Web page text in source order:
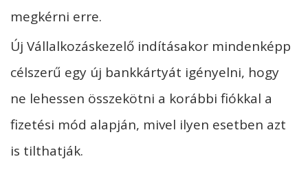
megkérni erre.
Új Vállalkozáskezelő indításakor mindenképp
célszerű egy új bankkártyát igényelni, hogy
ne lehessen összekötni a korábbi fiókkal a
fizetési mód alapján, mivel ilyen esetben azt
is tilthatják.